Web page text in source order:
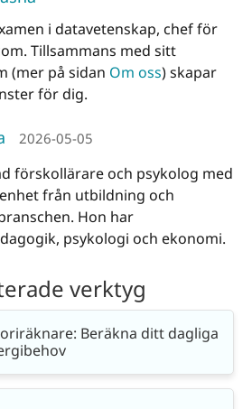
i datavetenskap, chef för
Tillsammans med sitt
(mer på sidan Om oss) skapar
för dig.
2026-05-05
förskollärare och psykolog med
från utbildning och
Hon har
psykologi och ekonomi.
verktyg
Beräkna ditt dagliga